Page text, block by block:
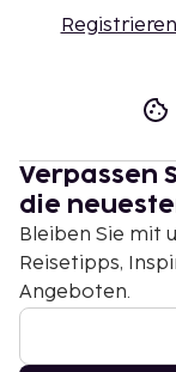
Verpassen
die
Bleiben Sie mit
Reisetipps,
Angeboten.